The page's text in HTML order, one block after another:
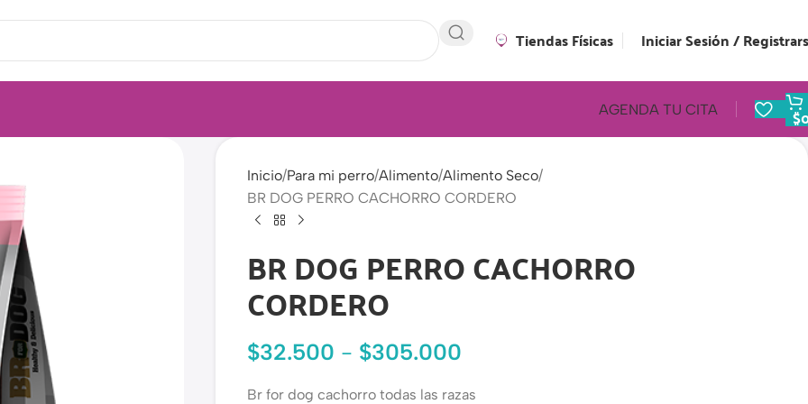
Tiendas Físicas Iniciar Sesión /
AGENDA TU CITA $
Inicio Para mi perro Alimento Alimento Seco
BR DOG PERRO CACHORRO CORDERO
BR DOG PERRO CACHORRO
CORDERO
$32.500 - $305.000
Br for dog cachorro todas las razas